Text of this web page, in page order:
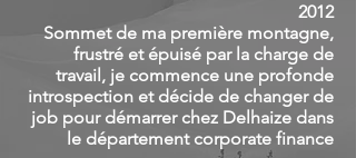
2012
Sommet de ma première montagne,
frustré et épuisé par la charge de
travail, je commence une profonde
introspection et décide de changer de
job pour démarrer chez Delhaize dans
le département corporate finance